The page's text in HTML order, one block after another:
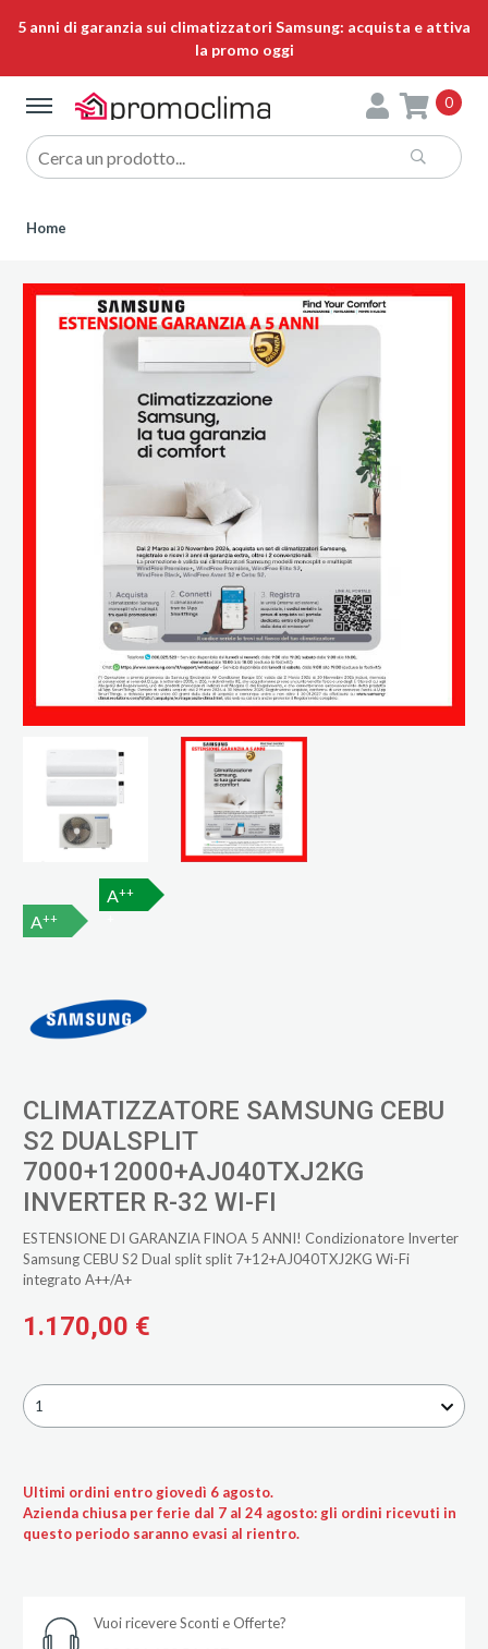
5 anni di garanzia sui climatizzatori Samsung: acquista e attiva
la promo oggi
0
Home
A++
A++
CLIMATIZZATORE SAMSUNG CEBU
S2 DUALSPLIT
7000+12000+AJ040TXJ2KG
INVERTER R-32 WI-FI
ESTENSIONE DI GARANZIA FINOA 5 ANNI! Condizionatore Inverter
Samsung CEBU S2 Dual split split 7+12+AJ040TXJ2KG Wi-Fi
integrato A++/A+
1.170,00 €
1
Ultimi ordini entro giovedì 6 agosto.
Azienda chiusa per ferie dal 7 al 24 agosto: gli ordini ricevuti in
questo periodo saranno evasi al rientro.
Vuoi ricevere Sconti e Offerte?